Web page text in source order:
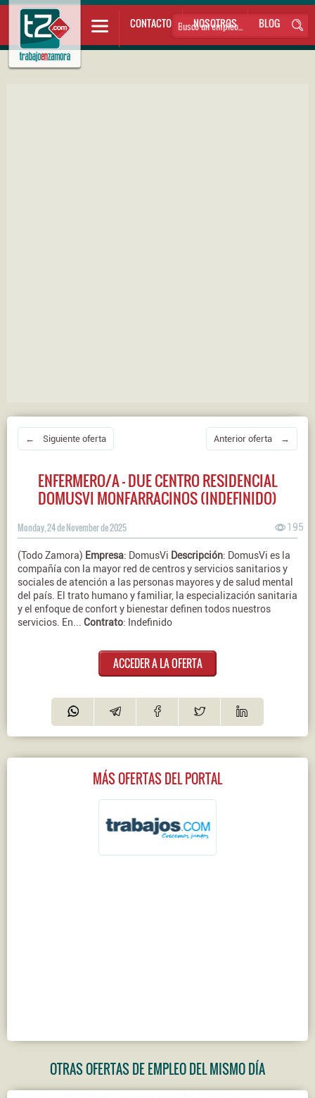
CONTACTO NOSOTROS BLOG
← Siguiente oferta Anterior oferta →
ENFERMERO/A - DUE CENTRO RESIDENCIAL
DOMUSVI MONFARRACINOS (INDEFINIDO)
Monday, 24 de November de 2025 195
(Todo Zamora) Empresa: DomusVi Descripción: DomusVi es la
compañía con la mayor red de centros y servicios sanitarios y
sociales de atención a las personas mayores y de salud mental
del país. El trato humano y familiar, la especialización sanitaria
y el enfoque de confort y bienestar definen todos nuestros
servicios. En... Contrato: Indefinido
ACCEDER A LA OFERTA
MÁS OFERTAS DEL PORTAL
OTRAS OFERTAS DE EMPLEO DEL MISMO DÍA